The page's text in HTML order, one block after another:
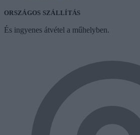
ORSZÁGOS SZÁLLÍTÁS
És ingyenes átvétel a műhelyben.